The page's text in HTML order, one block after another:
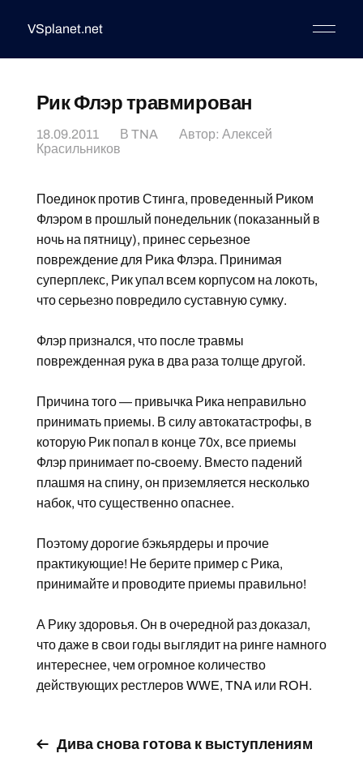
VSplanet.net
Рик Флэр травмирован
18.09.2011 В TNA Автор: Алексей
Красильников
Поединок против Стинга, проведенный Риком
Флэром в прошлый понедельник (показанный в
ночь на пятницу), принес серьезное
повреждение для Рика Флэра. Принимая
суперплекс, Рик упал всем корпусом на локоть,
что серьезно повредило суставную сумку.
Флэр признался, что после травмы
поврежденная рука в два раза толще другой.
Причина того — привычка Рика неправильно
принимать приемы. В силу автокатастрофы, в
которую Рик попал в конце 70х, все приемы
Флэр принимает по-своему. Вместо падений
плашмя на спину, он приземляется несколько
набок, что существенно опаснее.
Поэтому дорогие бэкьярдеры и прочие
практикующие! Не берите пример с Рика,
принимайте и проводите приемы правильно!
А Рику здоровья. Он в очередной раз доказал,
что даже в свои годы выглядит на ринге намного
интереснее, чем огромное количество
действующих рестлеров WWE, TNA или ROH.
Дива снова готова к выступлениям